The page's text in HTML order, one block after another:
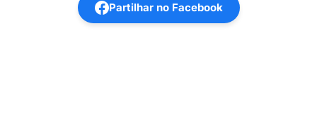
Partilhar no Facebook